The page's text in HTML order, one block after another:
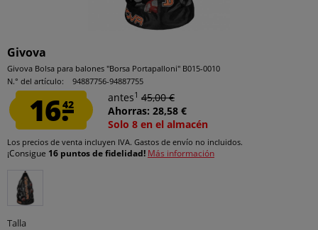
Givova
Givova Bolsa para balones "Borsa Portapalloni" B015-0010
N.° del artículo:
94887756-94887755
16.42
antes1 45,00 €
Ahorras: 28,58 €
Solo 8 en el almacén
Los precios de venta incluyen IVA. Gastos de envío no incluidos.
¡Consigue 16 puntos de fidelidad! Más información
Talla